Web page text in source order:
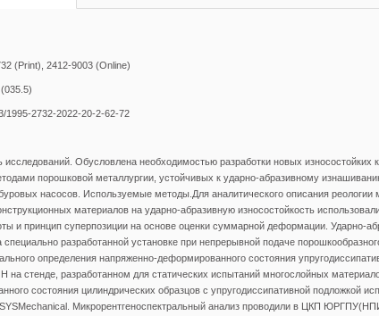
(Print), 2412-9003 (Online)
1995-2732-2022-20-2-62-72
исследований. Обусловлена необходимостью разработки новых износостойких
порошковой металлургии, устойчивых к ударно-абразивному
насосов. Используемые методы.Для аналитического описания реологии
материалов на ударно-абразивную износостойкость
и принцип суперпозиции на основе оценки суммарной деформации. Ударно-
специально разработанной установке при непрерывной подаче
определения напряженно-деформированного состояния
Н на стенде, разработанном для статических испытаний многослойных
состояния цилиндрических образцов с упругодиссипативной подложкой
Микрорентгеноспектральный анализ проводили в ЦКП